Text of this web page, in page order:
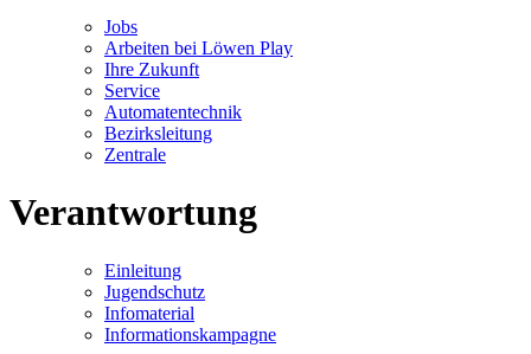
Jobs
Arbeiten bei Löwen Play
Ihre Zukunft
Service
Automatentechnik
Bezirksleitung
Zentrale
Verantwortung
Einleitung
Jugendschutz
Infomaterial
Informationskampagne